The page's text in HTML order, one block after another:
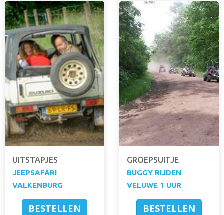
UITSTAPJES
JEEPSAFARI
VALKENBURG
BESTELLEN
GROEPSUITJE
BUGGY RIJDEN
VELUWE 1 UUR
BESTELLEN